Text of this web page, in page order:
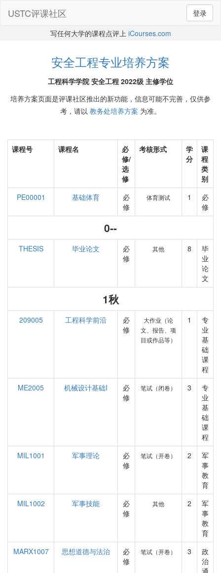
登录
USTC评课社区
写任何大学的课程点评上 iCourses.com
安全工程专业培养方案
工程科学学院 安全工程 2022级 主修学位
培养方案页面是评课社区推出的新功能，信息可能不完善，仅供参
考，请以 教务处培养方案 为准。
课程号 课程名
必
修/
选
修
考核形式
学
分
课
程
类
别
PE00001
基础体育
必
修
体育测试 1
必
修
0--
THESIS 毕业论文
必
修
其他 8
毕
业
论
文
1秋
209005 工程科学前沿
必
修
大作业（论
文、报告、项
目或作品等）
1
专
业
基
础
课
程
ME2005
机械设计基础I
必
修
笔试（闭卷） 3
专
业
基
础
课
程
MIL1001
军事理论
必
修
笔试（开卷） 2
军
事
教
育
MIL1002
军事技能
必
修
其他 2
军
事
教
育
MARX1007
思想道德与法治
必
修
笔试（开卷） 3
政
治
通